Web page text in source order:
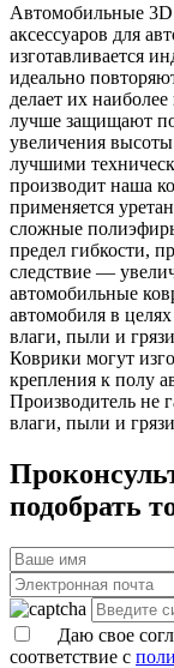
Автомобильные
аксессуаров для
изготавливается
идеально
делает их
лучше защищают
увеличения
лучшими
производит наша
применяется
сложные
предел гибкости,
следствие —
автомобильные
автомобиля в
влаги, пыли и
Коврики могут
крепления к полу
Производитель не
влаги, пыли и
подобрать
Даю свое
соответствие с